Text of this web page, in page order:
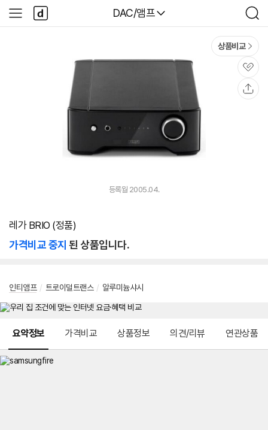
다나와
DAC/앰프
검
색
사
이
다
나
와
상품비교
관
심
등록월 2005.04.
레가 BRIO (정품)
가격비교 중지 된 상품입니다.
인티앰프 / 트로이덜트랜스 / 알루미늄샤시
요약정보 가격비교 상품정보 의견/리뷰 연관상품